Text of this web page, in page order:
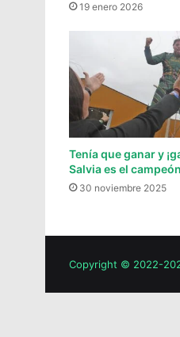
19 enero 2026
Tenía que ganar y
Salvia es el
30 noviembre 2025
Copyright © 2022-